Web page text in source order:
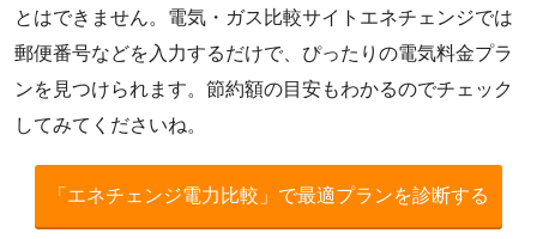
とはできません。電気・ガス比較サイトエネチェンジでは
郵便番号などを入力するだけで、ぴったりの電気料金プラ
ンを見つけられます。節約額の目安もわかるのでチェック
してみてくださいね。
「エネチェンジ電力比較」で最適プランを診断する